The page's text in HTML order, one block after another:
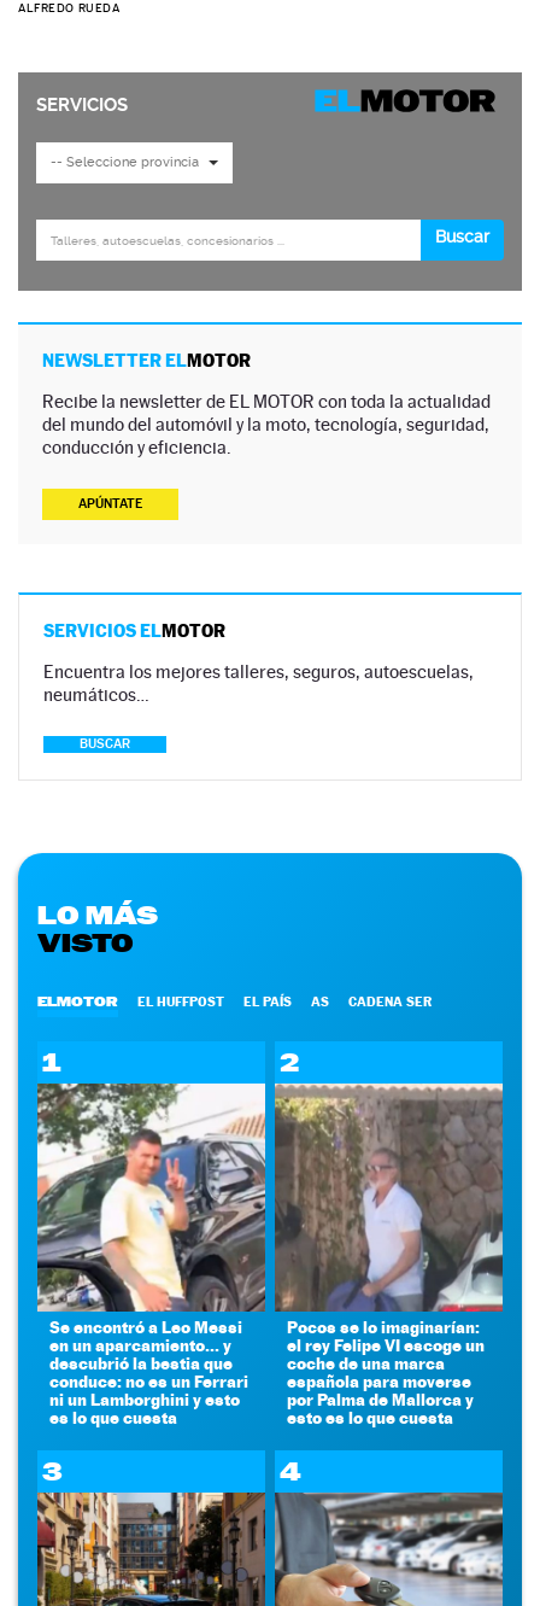
ALFREDO RUEDA
NEWSLETTER ELMOTOR
Recibe la newsletter de EL MOTOR con toda la actualidad
del mundo del automóvil y la moto, tecnología, seguridad,
conducción y eficiencia.
APÚNTATE
SERVICIOS ELMOTOR
Encuentra los mejores talleres, seguros, autoescuelas,
neumáticos…
BUSCAR
LO MÁS
VISTO
ELMOTOR EL HUFFPOST EL PAÍS AS CADENA SER
1
Se encontró a Leo Messi
en un aparcamiento... y
descubrió la bestia que
conduce: no es un Ferrari
ni un Lamborghini y esto
es lo que cuesta
2
Pocos se lo imaginarían:
el rey Felipe VI escoge un
coche de una marca
española para moverse
por Palma de Mallorca y
esto es lo que cuesta
3 4